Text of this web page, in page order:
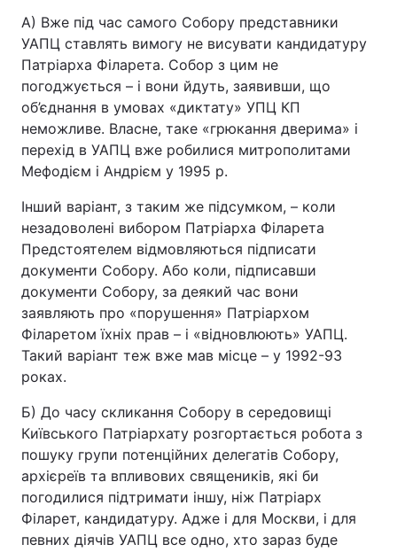
А) Вже під час самого Собору представники
УАПЦ ставлять вимогу не висувати кандидатуру
Патріарха Філарета. Собор з цим не
погоджується – і вони йдуть, заявивши, що
об’єднання в умовах «диктату» УПЦ КП
неможливе. Власне, таке «грюкання дверима» і
перехід в УАПЦ вже робилися митрополитами
Мефодієм і Андрієм у 1995 р.
Інший варіант, з таким же підсумком, – коли
незадоволені вибором Патріарха Філарета
Предстоятелем відмовляються підписати
документи Собору. Або коли, підписавши
документи Собору, за деякий час вони
заявляють про «порушення» Патріархом
Філаретом їхніх прав – і «відновлюють» УАПЦ.
Такий варіант теж вже мав місце – у 1992-93
роках.
Б) До часу скликання Собору в середовищі
Київського Патріархату розгортається робота з
пошуку групи потенційних делегатів Собору,
архієреїв та впливових священиків, які би
погодилися підтримати іншу, ніж Патріарх
Філарет, кандидатуру. Адже і для Москви, і для
певних діячів УАПЦ все одно, хто зараз буде